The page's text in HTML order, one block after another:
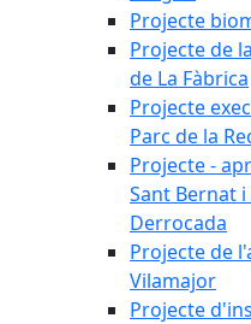
Projecte
Projecte de
de La Fàbrica
Projecte
Parc de la
Projecte -
Sant Bernat
Derrocada
Projecte de
Vilamajor
Projecte